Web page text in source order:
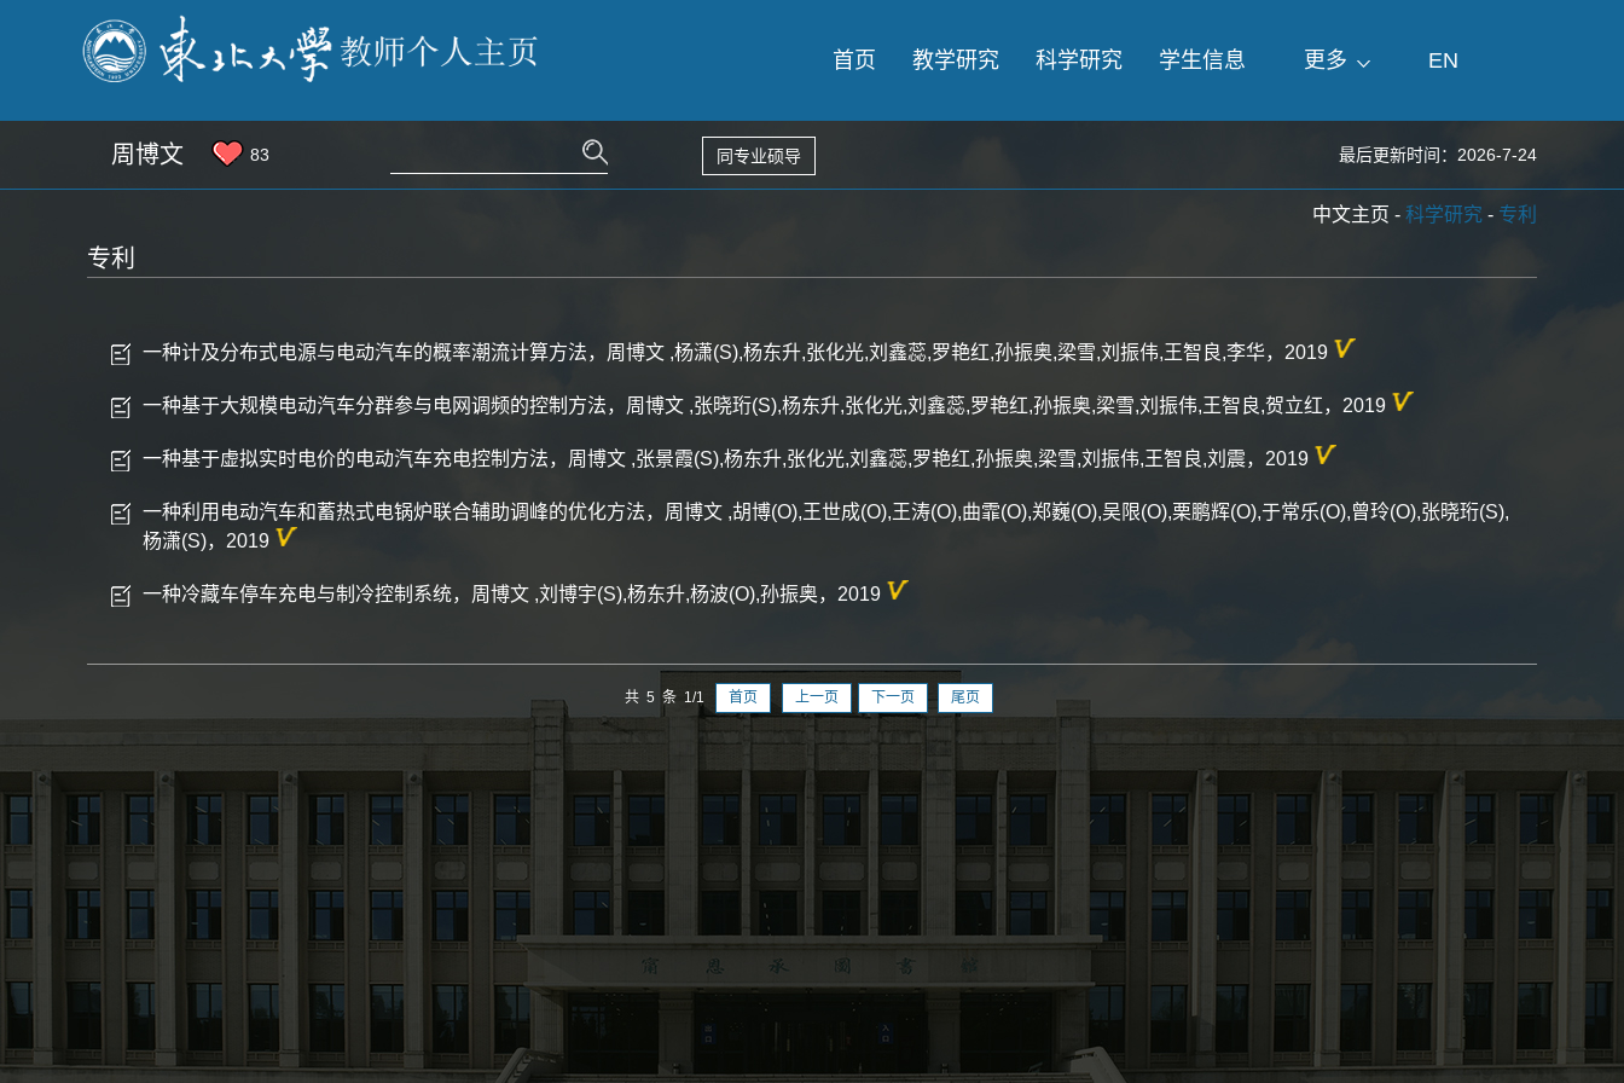
首页 教学研究 科学研究 学生信息 更多 EN
周博文 83 同专业硕导 最后更新时间： 2026-7-24
中文主页 - 科学研究 - 专利
专利
一种计及分布式电源与电动汽车的概率潮流计算方法，周博文 ,杨潇(S),杨东升,张化光,刘鑫蕊,罗艳红,孙振奥,梁雪,刘振伟,王智良,李华，2019
一种基于大规模电动汽车分群参与电网调频的控制方法，周博文 ,张晓珩(S),杨东升,张化光,刘鑫蕊,罗艳红,孙振奥,梁雪,刘振伟,王智良,贺立红，2019
一种基于虚拟实时电价的电动汽车充电控制方法，周博文 ,张景霞(S),杨东升,张化光,刘鑫蕊,罗艳红,孙振奥,梁雪,刘振伟,王智良,刘震，2019
一种利用电动汽车和蓄热式电锅炉联合辅助调峰的优化方法，周博文 ,胡博(O),王世成(O),王涛(O),曲霏(O),郑巍(O),吴限(O),栗鹏辉(O),于常乐(O),曾玲(O),张晓珩(S),
杨潇(S)，2019
一种冷藏车停车充电与制冷控制系统，周博文 ,刘博宇(S),杨东升,杨波(O),孙振奥，2019
共 5 条 1/1 首页 上一页 下一页 尾页